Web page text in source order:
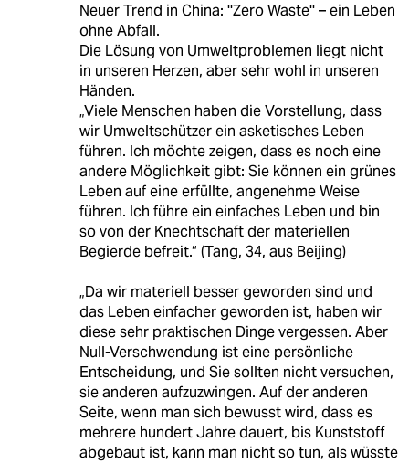
Neuer Trend in China: ''Zero Waste'' – ein Leben
ohne Abfall.
Die Lösung von Umweltproblemen liegt nicht
in unseren Herzen, aber sehr wohl in unseren
Händen.
„Viele Menschen haben die Vorstellung, dass
wir Umweltschützer ein asketisches Leben
führen. Ich möchte zeigen, dass es noch eine
andere Möglichkeit gibt: Sie können ein grünes
Leben auf eine erfüllte, angenehme Weise
führen. Ich führe ein einfaches Leben und bin
so von der Knechtschaft der materiellen
Begierde befreit.“ (Tang, 34, aus Beijing)
„Da wir materiell besser geworden sind und
das Leben einfacher geworden ist, haben wir
diese sehr praktischen Dinge vergessen. Aber
Null-Verschwendung ist eine persönliche
Entscheidung, und Sie sollten nicht versuchen,
sie anderen aufzuzwingen. Auf der anderen
Seite, wenn man sich bewusst wird, dass es
mehrere hundert Jahre dauert, bis Kunststoff
abgebaut ist, kann man nicht so tun, als wüsste